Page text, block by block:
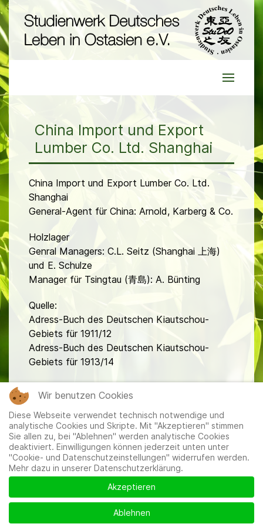
China Import und Export
Lumber Co. Ltd. Shanghai
China Import und Export Lumber Co. Ltd.
Shanghai
General-Agent für China: Arnold, Karberg & Co.
Holzlager
Genral Managers: C.L. Seitz (Shanghai 上海)
und E. Schulze
Manager für Tsingtau (青島): A. Bünting
Quelle:
Adress-Buch des Deutschen Kiautschou-
Gebiets für 1911/12
Adress-Buch des Deutschen Kiautschou-
Gebiets für 1913/14
Mitglieder|Impressum|Datenschutzerklärung|Cookie-
und Datenschutzeinstellungen
Wir benutzen Cookies
Diese Webseite verwendet technisch notwendige und
analytische Cookies und Skripte. Mit "Akzeptieren" stimmen
Sie allen zu, bei "Ablehnen" werden analytische Cookies
deaktiviert. Einwilligungen können jederzeit unten unter
"Cookie- und Datenschutzeinstellungen" widerrufen werden.
Mehr dazu in unserer Datenschutzerklärung.
Akzeptieren
Ablehnen